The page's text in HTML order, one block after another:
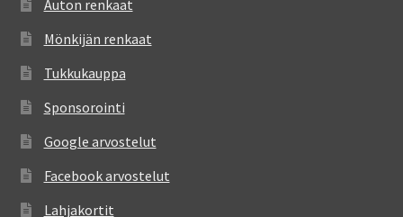
Auton renkaat
Mönkijän renkaat
Tukkukauppa
Sponsorointi
Google arvostelut
Facebook arvostelut
Lahjakortit